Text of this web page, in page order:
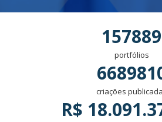
157889
portfólios
criações
R$